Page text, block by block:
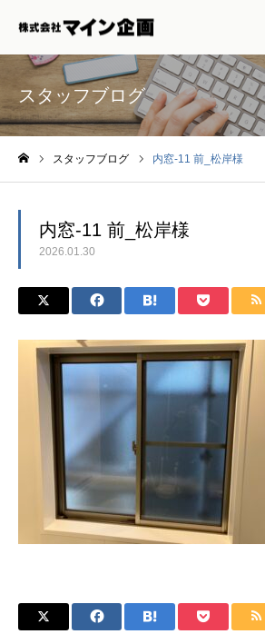
スタッフブログ
スタッフブログ 内窓-11 前_松岸様
内窓-11 前_松岸様
2026.01.30